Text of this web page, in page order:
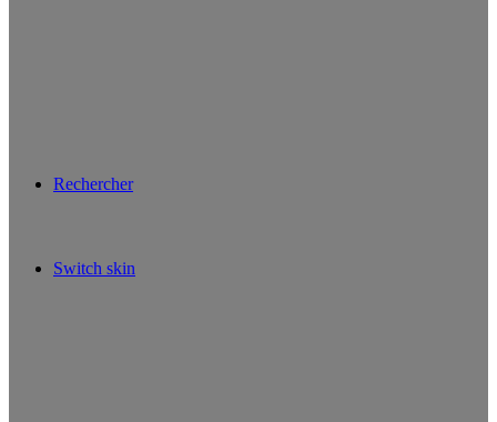
Rechercher
Switch skin